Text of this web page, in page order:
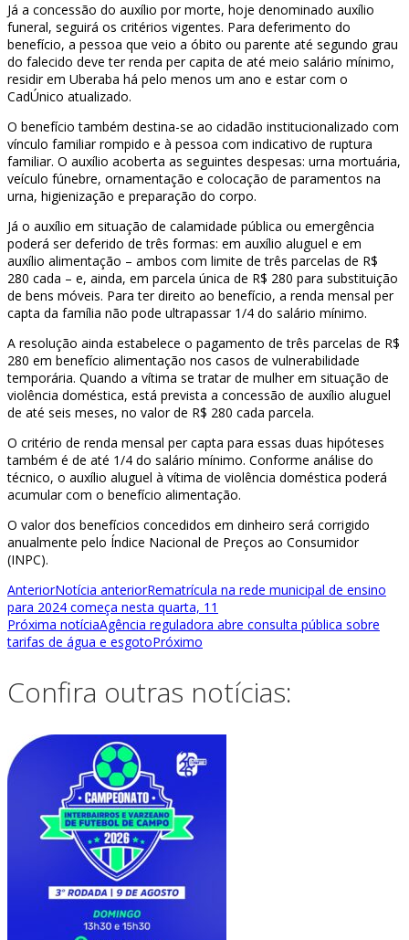
Já a concessão do auxílio por morte, hoje denominado auxílio
funeral, seguirá os critérios vigentes. Para deferimento do
benefício, a pessoa que veio a óbito ou parente até segundo grau
do falecido deve ter renda per capita de até meio salário mínimo,
residir em Uberaba há pelo menos um ano e estar com o
CadÚnico atualizado.
O benefício também destina-se ao cidadão institucionalizado com
vínculo familiar rompido e à pessoa com indicativo de ruptura
familiar. O auxílio acoberta as seguintes despesas: urna mortuária,
veículo fúnebre, ornamentação e colocação de paramentos na
urna, higienização e preparação do corpo.
Já o auxílio em situação de calamidade pública ou emergência
poderá ser deferido de três formas: em auxílio aluguel e em
auxílio alimentação – ambos com limite de três parcelas de R$
280 cada – e, ainda, em parcela única de R$ 280 para substituição
de bens móveis. Para ter direito ao benefício, a renda mensal per
capta da família não pode ultrapassar 1/4 do salário mínimo.
A resolução ainda estabelece o pagamento de três parcelas de R$
280 em benefício alimentação nos casos de vulnerabilidade
temporária. Quando a vítima se tratar de mulher em situação de
violência doméstica, está prevista a concessão de auxílio aluguel
de até seis meses, no valor de R$ 280 cada parcela.
O critério de renda mensal per capta para essas duas hipóteses
também é de até 1/4 do salário mínimo. Conforme análise do
técnico, o auxílio aluguel à vítima de violência doméstica poderá
acumular com o benefício alimentação.
O valor dos benefícios concedidos em dinheiro será corrigido
anualmente pelo Índice Nacional de Preços ao Consumidor
(INPC).
AnteriorNotícia anteriorRematrícula na rede municipal de ensino
para 2024 começa nesta quarta, 11
Próxima notíciaAgência reguladora abre consulta pública sobre
tarifas de água e esgotoPróximo
Confira outras notícias: